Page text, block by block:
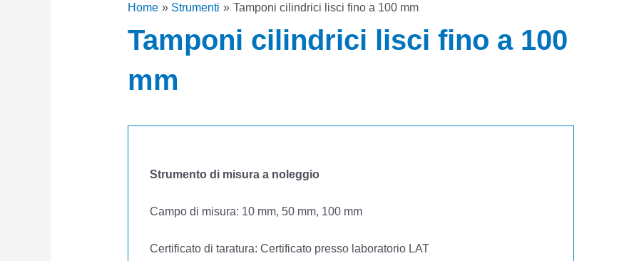
Home Strumenti Tamponi cilindrici lisci fino a 100 mm
Tamponi cilindrici lisci fino a 100
mm
Strumento di misura a noleggio
Campo di misura: 10 mm, 50 mm, 100 mm
Certificato di taratura: Certificato presso laboratorio LAT